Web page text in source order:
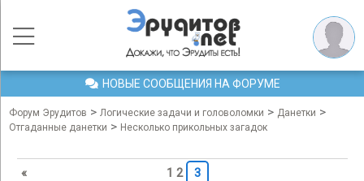
НОВЫЕ СООБЩЕНИЯ НА ФОРУМЕ
Форум Эрудитов > Логические задачи и головоломки > Данетки >
Отгаданные данетки > Несколько прикольных загадок
« 1 2 3